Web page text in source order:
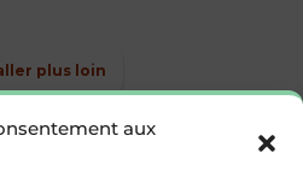
aux
plus loin